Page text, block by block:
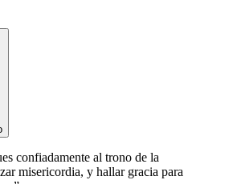
confiadamente al trono de la
misericordia, y hallar gracia para